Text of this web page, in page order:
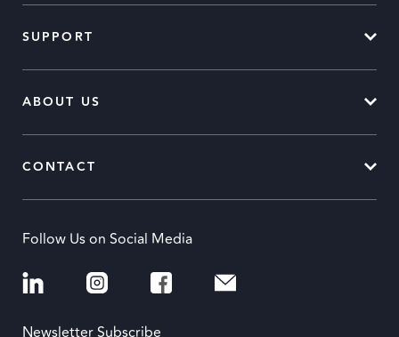
SUPPORT
ABOUT US
CONTACT
Follow Us on Social Media
Newsletter Subscribe